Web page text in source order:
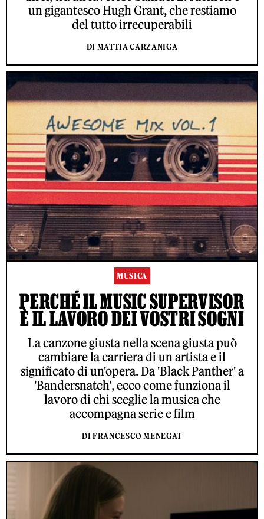
un gigantesco Hugh Grant, che restiamo
del tutto irrecuperabili
DI MATTIA CARZANIGA
MUSICA
PERCHÉ IL MUSIC SUPERVISOR
È IL LAVORO DEI VOSTRI SOGNI
La canzone giusta nella scena giusta può
cambiare la carriera di un artista e il
significato di un'opera. Da 'Black Panther' a
'Bandersnatch', ecco come funziona il
lavoro di chi sceglie la musica che
accompagna serie e film
DI FRANCESCO MENEGAT